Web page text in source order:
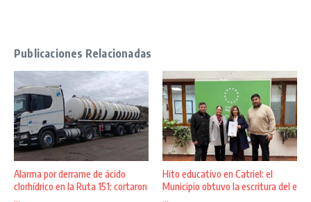
Publicaciones Relacionadas
Alarma por derrame de ácido
clorhídrico en la Ruta 151: cortaron
...
Hito educativo en Catriel: el
Municipio obtuvo la escritura del e
...